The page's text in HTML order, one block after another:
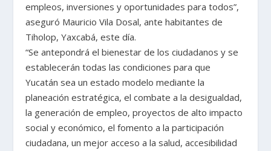
empleos, inversiones y oportunidades para todos”,
aseguró Mauricio Vila Dosal, ante habitantes de
Tiholop, Yaxcabá, este día.
“Se antepondrá el bienestar de los ciudadanos y se
establecerán todas las condiciones para que
Yucatán sea un estado modelo mediante la
planeación estratégica, el combate a la desigualdad,
la generación de empleo, proyectos de alto impacto
social y económico, el fomento a la participación
ciudadana, un mejor acceso a la salud, accesibilidad